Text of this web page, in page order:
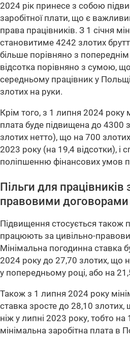
2024 рік принесе з собою
заробітної плати, що є
права працівників. З 1 січня
становитиме 4242 злотих
більше порівняно з
відсотка порівняно з сумою,
середньому працівник у
злотих на руки.
Крім того, з 1 липня 2024 року
плата буде підвищена до 4300
злотих нетто), що на 700
2023 року (на 19,4 відсотки), і
поліпшенню фінансових умов
Пільги для працівників
правовими договорами
Підвищення стосується також
працюють за цивільно-
Мінімальна погодинна ставка
2024 року до 27,70 злотих, що
у попередньому році, або на
Також з 1 липня 2024 року
ставка зросте до 28,10 злотих,
ніж у липні 2023 року, тобто на
мінімальна заробітна плата в